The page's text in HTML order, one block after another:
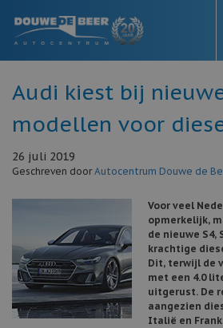
Audi kiest bij
modellen voor
26 juli 2019
Geschreven doorAutocentrum Douwe de
Voor veel
opmerkelijk,
de nieuwe S4,
krachtige
Dit, terwijl de
met een 4.0
uitgerust. De
aangezien
Italië en